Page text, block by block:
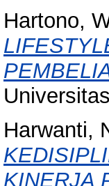
Hartono,
Harwanti,
KINERJA